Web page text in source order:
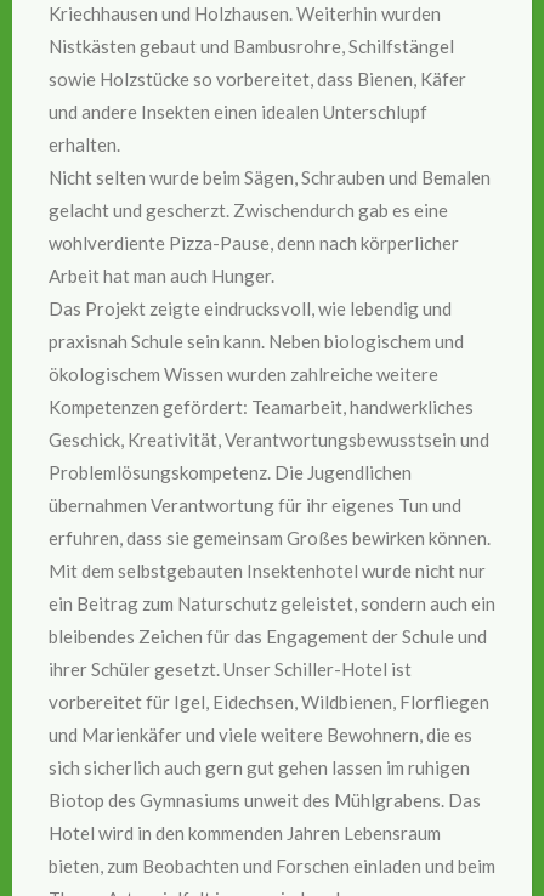
Kriechhausen und Holzhausen. Weiterhin wurden
Nistkästen gebaut und Bambusrohre, Schilfstängel
sowie Holzstücke so vorbereitet, dass Bienen, Käfer
und andere Insekten einen idealen Unterschlupf
erhalten.
Nicht selten wurde beim Sägen, Schrauben und Bemalen
gelacht und gescherzt. Zwischendurch gab es eine
wohlverdiente Pizza-Pause, denn nach körperlicher
Arbeit hat man auch Hunger.
Das Projekt zeigte eindrucksvoll, wie lebendig und
praxisnah Schule sein kann. Neben biologischem und
ökologischem Wissen wurden zahlreiche weitere
Kompetenzen gefördert: Teamarbeit, handwerkliches
Geschick, Kreativität, Verantwortungsbewusstsein und
Problemlösungskompetenz. Die Jugendlichen
übernahmen Verantwortung für ihr eigenes Tun und
erfuhren, dass sie gemeinsam Großes bewirken können.
Mit dem selbstgebauten Insektenhotel wurde nicht nur
ein Beitrag zum Naturschutz geleistet, sondern auch ein
bleibendes Zeichen für das Engagement der Schule und
ihrer Schüler gesetzt. Unser Schiller-Hotel ist
vorbereitet für Igel, Eidechsen, Wildbienen, Florfliegen
und Marienkäfer und viele weitere Bewohnern, die es
sich sicherlich auch gern gut gehen lassen im ruhigen
Biotop des Gymnasiums unweit des Mühlgrabens. Das
Hotel wird in den kommenden Jahren Lebensraum
bieten, zum Beobachten und Forschen einladen und beim